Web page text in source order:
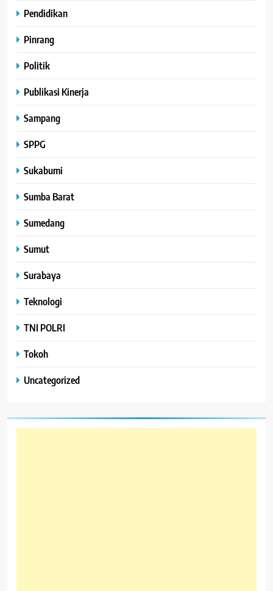
Pendidikan
Pinrang
Politik
Publikasi Kinerja
Sampang
SPPG
Sukabumi
Sumba Barat
Sumedang
Sumut
Surabaya
Teknologi
TNI POLRI
Tokoh
Uncategorized